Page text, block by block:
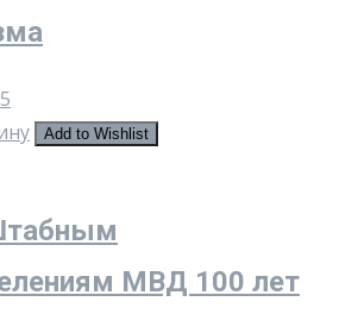
Add to Wishlist
МВД 100 лет